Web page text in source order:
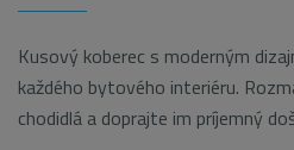
Kusový koberec s moderným
každého bytového interiéru.
chodidlá a doprajte im príjemný